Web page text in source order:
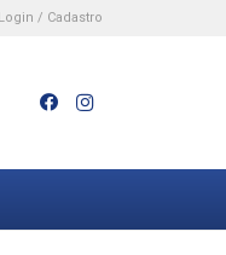
Login / Cadastro